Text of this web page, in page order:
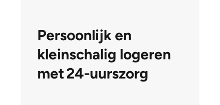
Persoonlijk en
kleinschalig logeren
met 24-uurszorg